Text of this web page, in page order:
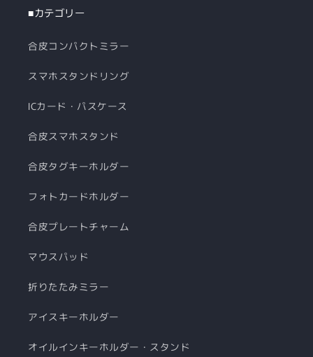
■カテゴリー
合皮コンパクトミラー
スマホスタンドリング
ICカード・パスケース
合皮スマホスタンド
合皮タグキーホルダー
フォトカードホルダー
合皮プレートチャーム
マウスパッド
折りたたみミラー
アイスキーホルダー
オイルインキーホルダー・スタンド